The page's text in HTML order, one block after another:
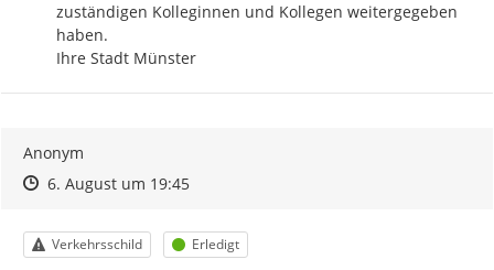
zuständigen Kolleginnen und Kollegen weitergegeben
haben.
Ihre Stadt Münster
Anonym
Zeitpunkt des Erstellens
Zeitpunkt des Erstellens
6. August um 19:45Zur Äußerung
Kategorie
Verkehrsschild Status
Erledigt